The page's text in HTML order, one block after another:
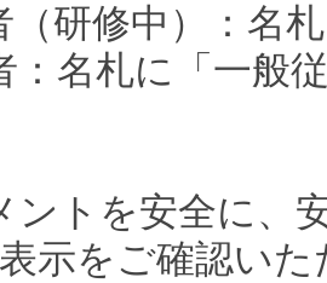
（研修中）：名
：名札に「一般
ントを安全に、
示をご確認い